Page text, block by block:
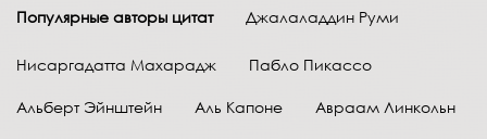
Популярные авторы цитат Джалаладдин Руми
Нисаргадатта Махарадж Пабло Пикассо
Альберт Эйнштейн Аль Капоне Авраам Линкольн